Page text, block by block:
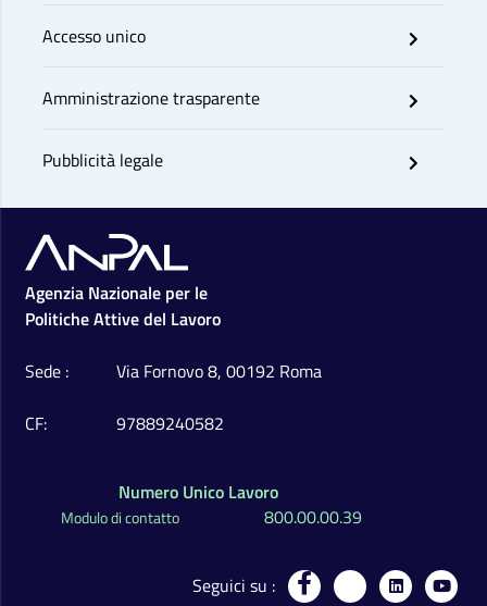
Accesso unico
Amministrazione trasparente
Pubblicità legale
Footer
Agenzia Nazionale per le
Politiche Attive del Lavoro
Sede
Via Fornovo 8, 00192 Roma
CF
97889240582
Numero Unico Lavoro
Modulo di contatto 800.00.00.39
Seguici su